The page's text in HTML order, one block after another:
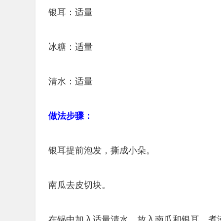
银耳：适量
冰糖：适量
清水：适量
做法步骤：
银耳提前泡发，撕成小朵。
南瓜去皮切块。